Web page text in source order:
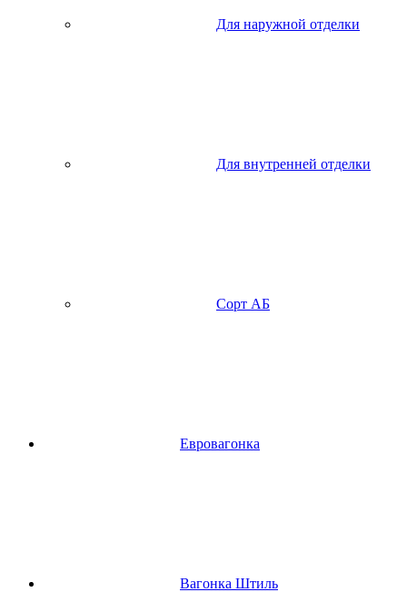
Для наружной отделки
Для внутренней отделки
Сорт АБ
Евровагонка
Вагонка Штиль